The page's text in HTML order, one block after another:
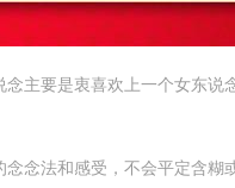
主要是衷喜欢上一个女东
念法和感受，不会平定含